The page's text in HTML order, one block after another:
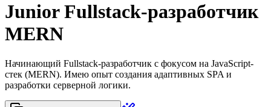
Junior Fullstack-разработчик
MERN
Начинающий Fullstack-разработчик с фокусом на JavaScript-
стек (MERN). Имею опыт создания адаптивных SPA и
разработки серверной логики.